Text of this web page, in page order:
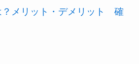
？メリット・デメリット 確